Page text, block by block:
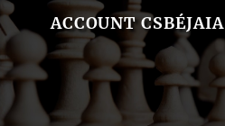
ACCOUNT CSBÉJAIA